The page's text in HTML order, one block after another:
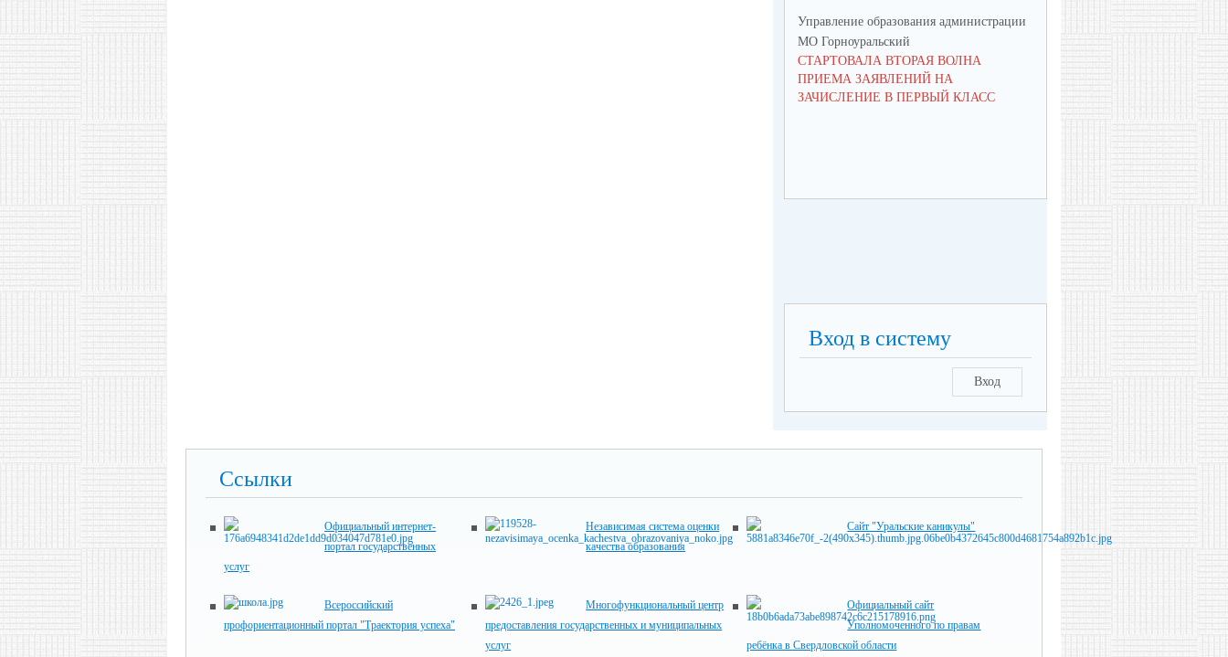
Управление образования администрации
МО Горноуральский
СТАРТОВАЛА ВТОРАЯ ВОЛНА
ПРИЕМА ЗАЯВЛЕНИЙ НА
ЗАЧИСЛЕНИЕ В ПЕРВЫЙ КЛАСС
Управление образования
МО Горноуральский
Вход в систему
Вход
Ссылки
Официальный интернет-
портал государственных
услуг
Независимая система оценки
качества образования
Сайт "Уральские каникулы"
Всероссийский
профориентационный портал "Траектория успеха"
Многофункциональный центр
предоставления государственных и муниципальных
услуг
Официальный сайт
Уполномоченного по правам
ребёнка в Свердловской области